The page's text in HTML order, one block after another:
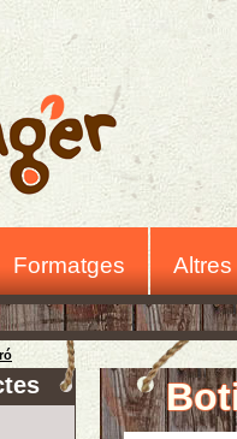
Formatges